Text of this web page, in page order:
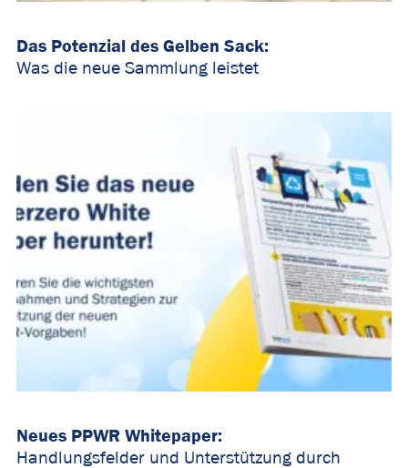
Das Potenzial des Gelben Sack:
Was die neue Sammlung leistet
Neues PPWR Whitepaper:
Handlungsfelder und Unterstützung durch